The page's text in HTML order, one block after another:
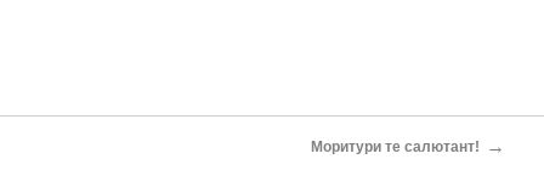
Моритури те салютант! →